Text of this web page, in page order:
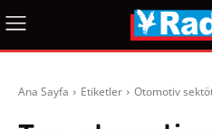
Ana Sayfa Etiketler Otomotiv